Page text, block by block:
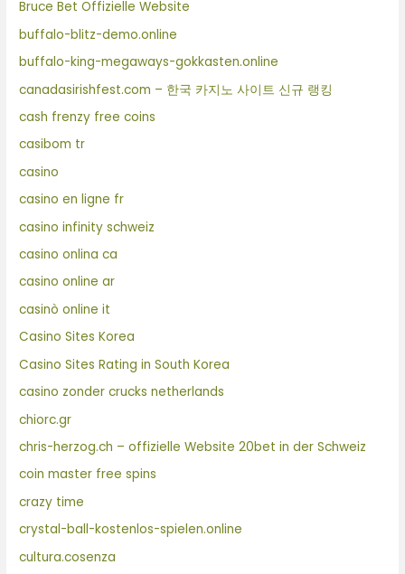
Bruce Bet Offizielle Website
buffalo-blitz-demo.online
buffalo-king-megaways-gokkasten.online
canadasirishfest.com – 한국 카지노 사이트 신규 랭킹
cash frenzy free coins
casibom tr
casino
casino en ligne fr
casino infinity schweiz
casino onlina ca
casino online ar
casinò online it
Casino Sites Korea
Casino Sites Rating in South Korea
casino zonder crucks netherlands
chiorc.gr
chris-herzog.ch – offizielle Website 20bet in der Schweiz
coin master free spins
crazy time
crystal-ball-kostenlos-spielen.online
cultura.cosenza